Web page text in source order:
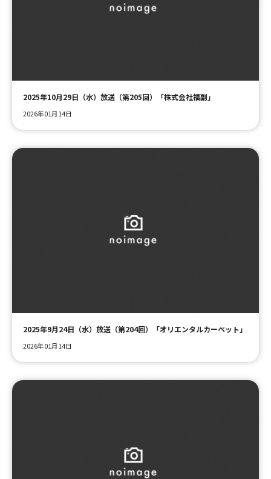
2025年10月29日（水）放送（第205回）「株式会社福副」
2026年01月14日
2025年9月24日（水）放送（第204回）「オリエンタルカーペット」
2026年01月14日